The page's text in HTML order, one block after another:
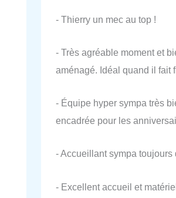
- Thierry un mec au top !
- Très agréable moment et
aménagé. Idéal quand il fait
- Équipe hyper sympa très
encadrée pour les
- Accueillant sympa toujours
- Excellent accueil et